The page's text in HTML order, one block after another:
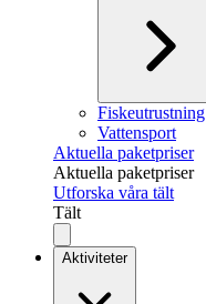
Fiskeutrustning
Vattensport
Aktuella paketpriser
Aktuella paketpriser
Utforska våra tält
Tält
Aktiviteter